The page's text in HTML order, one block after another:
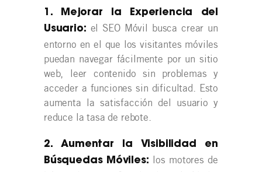
1. Mejorar la Experiencia del
Usuario: el SEO Móvil busca crear un
entorno en el que los visitantes móviles
puedan navegar fácilmente por un sitio
web, leer contenido sin problemas y
acceder a funciones sin dificultad. Esto
aumenta la satisfacción del usuario y
reduce la tasa de rebote.
2. Aumentar la Visibilidad en
Búsquedas Móviles: los motores de